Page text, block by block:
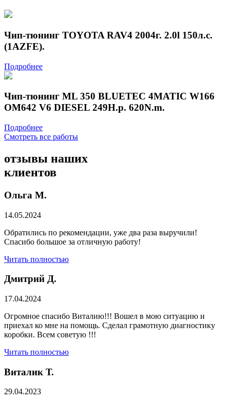
Чип-тюнинг TOYOTA RAV4 2004г. 2.0l 150л.с.
(1AZFE).
Подробнее
Чип-тюнинг ML 350 BLUETEC 4MATIC W166
OM642 V6 DIESEL 249H.p. 620N.m.
Подробнее
Смотреть все работы
отзывы наших
клиентов
Ольга М.
14.05.2024
Обратились по рекомендации, уже два раза выручили!
Спасибо большое за отличную работу!
Читать полностью
Дмитрий Д.
17.04.2024
Огромное спасибо Виталию!!! Вошел в мою ситуацию и
приехал ко мне на помощь. Сделал грамотную диагностику
коробки. Всем советую !!!
Читать полностью
Виталик Т.
29.04.2023